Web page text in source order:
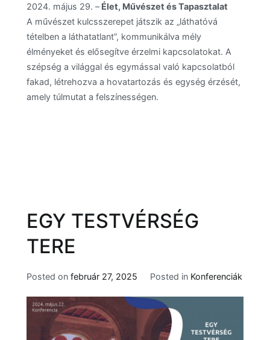
2024. május 29. –Élet, Művészet és Tapasztalat
A művészet kulcsszerepet játszik az „láthatóvá
tételben a láthatatlant”, kommunikálva mély
élményeket és elősegítve érzelmi kapcsolatokat. A
szépség a világgal és egymással való kapcsolatból
fakad, létrehozva a hovatartozás és egység érzését,
amely túlmutat a felszínességen.
EGY TESTVÉRSÉG
TERE
Posted on február 27, 2025 Posted in Konferenciák